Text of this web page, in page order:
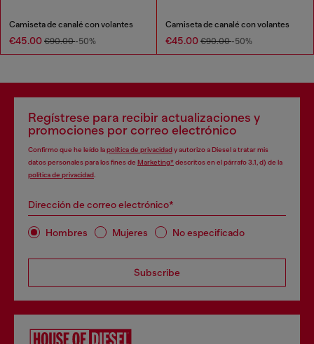
Camiseta de canalé con volantes
€45.00 €90.00-50%
Camiseta de canalé con volantes
€45.00 €90.00-50%
Regístrese para recibir actualizaciones y
promociones por correo electrónico
Confirmo que he leído lapolítica de privacidady autorizo a Diesel a tratar mis
datos personales para los fines de Marketing*descritos en el párrafo 3.1, d) de la
política de privacidad
Dirección de correo electrónico*
Hombres Mujeres No especificado
Subscribe